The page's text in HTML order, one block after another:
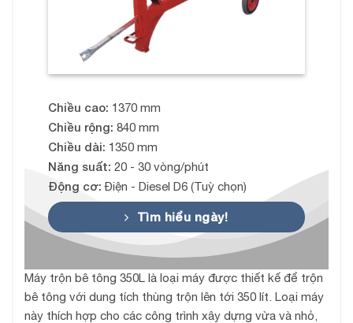
Chiều cao: 1370 mm
Chiều rộng: 840 mm
Chiều dài: 1350 mm
Năng suất: 20 - 30 vòng/phút
Động cơ: Điện - Diesel D6 (Tuỳ chọn)
Tìm hiểu ngày!
Máy trộn bê tông 350L là loại máy được thiết kế để trộn
bê tông với dung tích thùng trộn lên tới 350 lít. Loại máy
này thích hợp cho các công trình xây dựng vừa và nhỏ,